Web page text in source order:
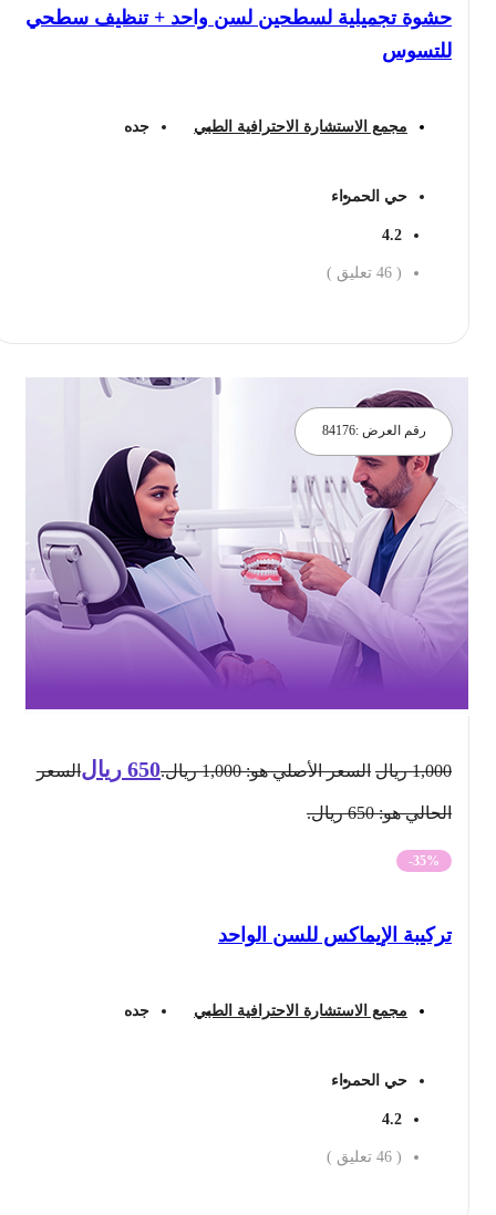
حشوة تجميلية لسطحين لسن واحد + تنظيف سطحي
للتسوس
مجمع الاستشارة الاحترافية الطبي جده
حي الحمراء
4.2
46 تعليق )
رقم العرض :84176
1,000 ريال السعر الأصلي هو: 1,000 ريال. 650 ريال السعر
الحالي هو: 650 ريال.
-35%
تركيبة الإيماكس للسن الواحد
مجمع الاستشارة الاحترافية الطبي جده
حي الحمراء
4.2
46 تعليق )